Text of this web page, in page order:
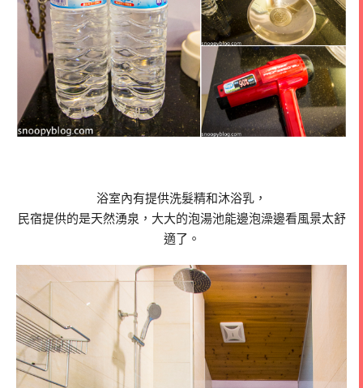
浴室內有提供洗髮精和沐浴乳，
民宿提供的是天然湧泉，大大的泡湯池能邊泡澡邊看風景太舒
適了。